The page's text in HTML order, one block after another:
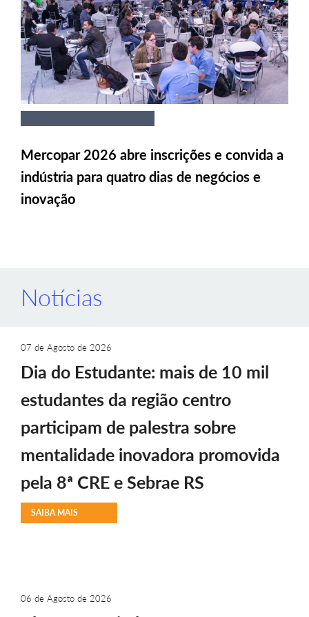
Mercopar 2026 abre inscrições e convida a
indústria para quatro dias de negócios e
inovação
Notícias
07 de Agosto de 2026
Dia do Estudante: mais de 10 mil
estudantes da região centro
participam de palestra sobre
mentalidade inovadora promovida
pela 8ª CRE e Sebrae RS
SAIBA MAIS
06 de Agosto de 2026